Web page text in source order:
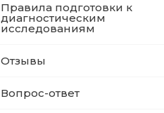
Правила подготовки к
диагностическим
исследованиям
Отзывы
Вопрос-ответ